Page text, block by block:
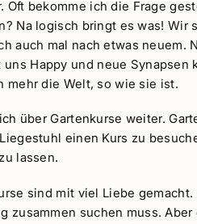
Oft bekomme ich die Frage
Na logisch bringt es was! Wir
auch mal nach etwas neuem.
uns Happy und neue
mehr die Welt, so wie sie ist.
über Gartenkurse weiter.
einen Kurs zu
lassen.
sind mit viel Liebe
zusammen suchen muss.